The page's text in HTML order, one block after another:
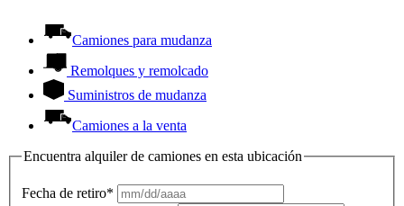
Camiones para mudanza
Remolques y remolcado
Suministros de mudanza
Camiones a la venta
Encuentra alquiler de camiones en esta ubicación
Fecha de retiro*